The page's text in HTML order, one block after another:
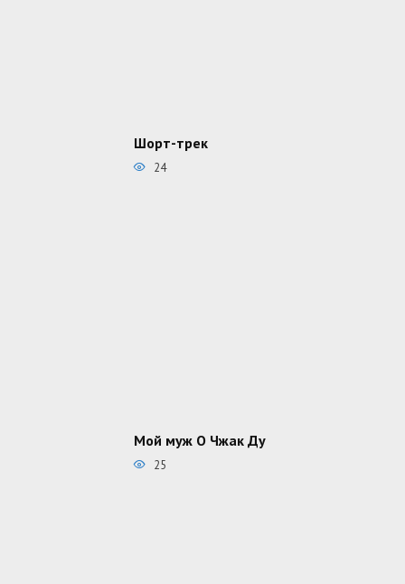
Шорт-трек
24
Мой муж О Чжак Ду
25